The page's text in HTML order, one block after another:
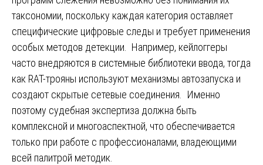
таксономии, поскольку каждая категория оставляет
специфические цифровые следы и требует применения
особых методов детекции. Например, кейлоггеры
часто внедряются в системные библиотеки ввода, тогда
как RAT-трояны используют механизмы автозапуска и
создают скрытые сетевые соединения. Именно
поэтому судебная экспертиза должна быть
комплексной и многоаспектной, что обеспечивается
только при работе с профессионалами, владеющими
всей палитрой методик.